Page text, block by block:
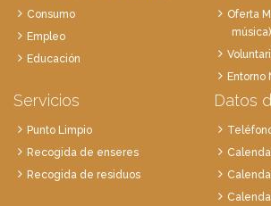
Consumo
Empleo
Educación
Oferta
música)
Entorno
Servicios
Punto Limpio
Recogida de enseres
Recogida de residuos
Datos